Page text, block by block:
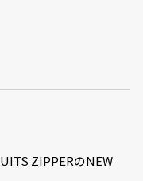
ZIPPERのNEW